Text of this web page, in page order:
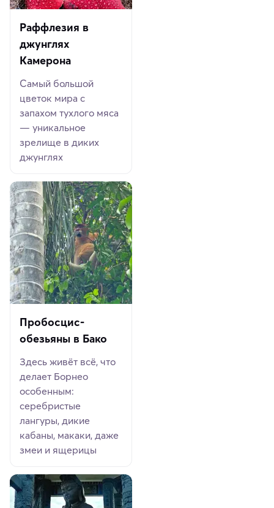
Раффлезия в
джунглях
Камерона
Самый большой
цветок мира с
запахом тухлого мяса
— уникальное
зрелище в диких
джунглях
Пробосцис-
обезьяны в Бако
Здесь живёт всё, что
делает Борнео
особенным:
серебристые
лангуры, дикие
кабаны, макаки, даже
змеи и ящерицы